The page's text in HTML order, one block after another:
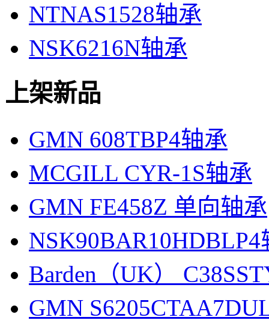
NTNAS1528轴承
NSK6216N轴承
上架新品
GMN 608TBP4轴承
MCGILL CYR-1S轴承
GMN FE458Z 单向轴承
NSK90BAR10HDBLP4
Barden（UK）
GMN